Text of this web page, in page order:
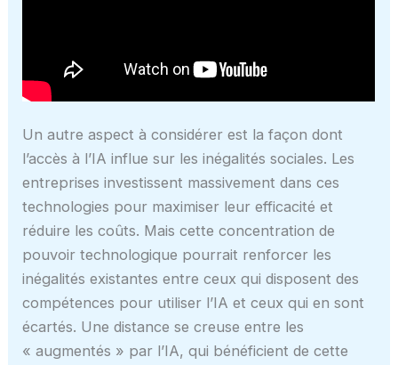
Un autre aspect à considérer est la façon dont
l’accès à l’IA influe sur les inégalités sociales. Les
entreprises investissent massivement dans ces
technologies pour maximiser leur efficacité et
réduire les coûts. Mais cette concentration de
pouvoir technologique pourrait renforcer les
inégalités existantes entre ceux qui disposent des
compétences pour utiliser l’IA et ceux qui en sont
écartés. Une distance se creuse entre les
« augmentés » par l’IA, qui bénéficient de cette